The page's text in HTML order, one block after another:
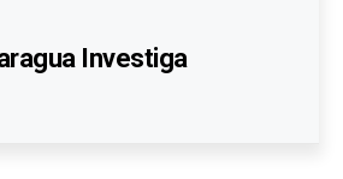
Investiga